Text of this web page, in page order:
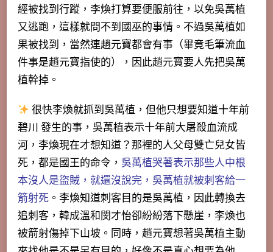
經被找到行蹤，李煥打算要便服前往，以免吳萬植
又逃跑，這樣就問不到國巫的事情。不過吳萬植如
果被找到，當然連趙元寶都會有事（畢竟毛筆流血
件事是趙元寶指使的），因此趙元寶要人先把吳萬
植幹掉。
很快李煥就抓到吳萬植，但他只想要知道十年前
碧川 發生的事，吳萬植表示十年前大屠殺血流成
河，李煥現在才想知道？那裡的人父母雙亡兒女皆
死，都是國王的命令， 吳萬植哭著表示那些人中根
本沒人是盜賊，就還沒說完，吳萬植就被刺客給一
箭射死 。李煥知道刺客目的是吳萬植，因此轉換去
追刺客，韓成溫和閔才怡卻紛紛落下懸崖，李煥也
被箭射傷掉下山坡。同時，趙元寶想著吳萬植主動